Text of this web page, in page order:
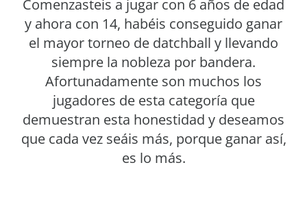
Comenzasteis a jugar con 6 años de edad
y ahora con 14, habéis conseguido ganar
el mayor torneo de datchball y llevando
siempre la nobleza por bandera.
Afortunadamente son muchos los
jugadores de esta categoría que
demuestran esta honestidad y deseamos
que cada vez seáis más, porque ganar así,
es lo más.